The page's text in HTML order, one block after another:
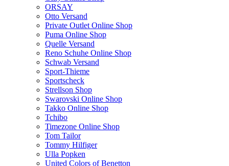
ORSAY
Otto Versand
Private Outlet Online Shop
Puma Online Shop
Quelle Versand
Reno Schuhe Online Shop
Schwab Versand
Sport-Thieme
Sportscheck
Strellson Shop
Swarovski Online Shop
Takko Online Shop
Tchibo
Timezone Online Shop
Tom Tailor
Tommy Hilfiger
Ulla Popken
United Colors of Benetton